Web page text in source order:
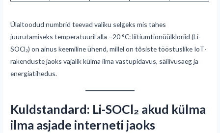
Ülaltoodud numbrid teevad valiku selgeks mis tahes
juurutamiseks temperatuuril alla −20 °C: liitiumtionüülkloriid (Li-
SOCl₂) on ainus keemiline ühend, millel on tõsiste tööstuslike IoT-
rakenduste jaoks vajalik külma ilma vastupidavus, säilivusaeg ja
energiatihedus.
Kuldstandard: Li-SOCl₂ akud külma
ilma asjade interneti jaoks